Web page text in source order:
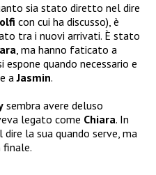
sia stato diretto nel dire
con cui ha discusso), è
tra i nuovi arrivati. È stato
, ma hanno faticato a
espone quando necessario e
aJasmin.
sembra avere deluso
legato come Chiara. In
la sua quando serve, ma
finale.